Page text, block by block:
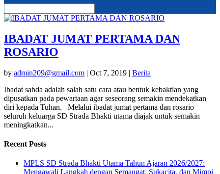
IBADAT JUMAT PERTAMA DAN
ROSARIO
by admin209@gmail.com | Oct 7, 2019 | Berita
Ibadat sabda adalah salah satu cara atau bentuk kebaktian yang
dipusatkan pada pewartaan agar seseorang semakin mendekatkan
diri kepada Tuhan. Melalui ibadat jumat pertama dan rosario
seluruh keluarga SD Strada Bhakti utama diajak untuk semakin
meningkatkan...
Recent Posts
MPLS SD Strada Bhakti Utama Tahun Ajaran 2026/2027:
Mengawali Langkah dengan Semangat, Sukacita, dan Mimpi